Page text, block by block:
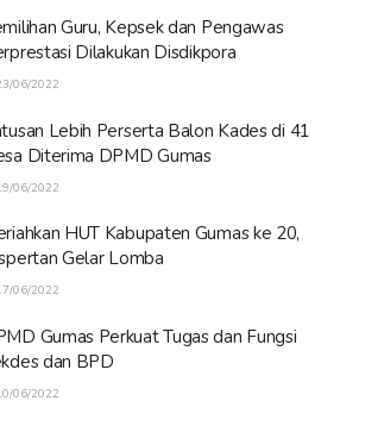
Guru, Kepsek dan Pengawas
Dilakukan Disdikpora
06/2022
Lebih Perserta Balon Kades di 41
Diterima DPMD Gumas
06/2022
HUT Kabupaten Gumas ke 20,
Gelar Lomba
06/2022
Gumas Perkuat Tugas dan Fungsi
dan BPD
06/2022